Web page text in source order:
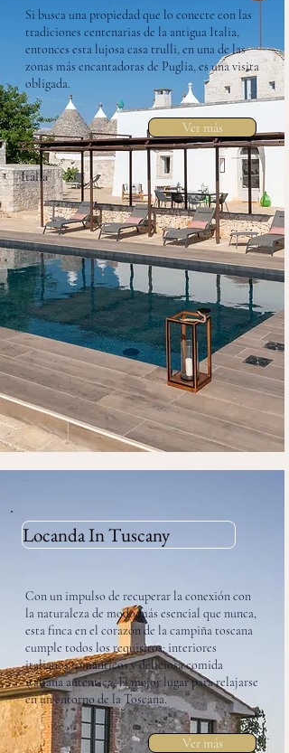
​Si busca una propiedad que lo conecte con las
tradiciones centenarias de la antigua Italia,
entonces esta lujosa casa trulli, en una de las
zonas más encantadoras de Puglia, es una visita
obligada.
Ver más
Italia
Locanda In Tuscany
​Con un impulso de recuperar la conexión con
la naturaleza de modo más esencial que nunca,
esta finca en el corazón de la campiña toscana
cumple todos los requisitos: interiores
italianos románticos y deliciosa comida
italiana auténtica. El mejor lugar para relajarse
en un entorno de la Toscana.
Ver más